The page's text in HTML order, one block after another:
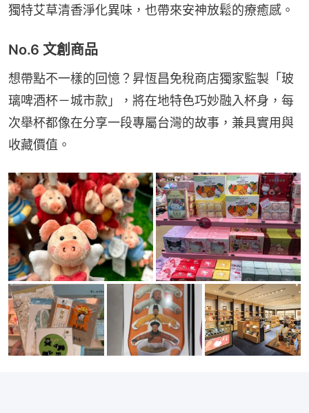
獨特艾草清香淨化異味，也帶來安神放鬆的療癒感。
No.6 文創商品
想帶點不一樣的回憶？昇恆昌免稅商店獨家監製「玻
璃啤酒杯－城市款」，將在地特色巧妙融入杯身，每
次舉杯都像在分享一段專屬台灣的故事，兼具實用與
收藏價值。